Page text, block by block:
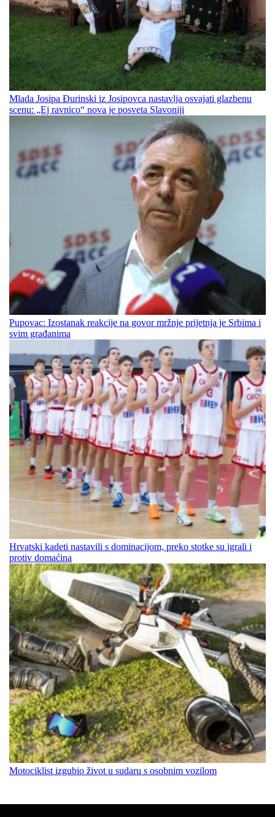
Mlada Josipa Đurinski iz Josipovca nastavlja osvajati glazbenu
scenu: „Ej ravnico“ nova je posveta Slavoniji
Pupovac: Izostanak reakcije na govor mržnje prijetnja je Srbima i
svim građanima
Hrvatski kadeti nastavili s dominacijom, preko stotke su igrali i
protiv domaćina
Motociklist izgubio život u sudaru s osobnim vozilom